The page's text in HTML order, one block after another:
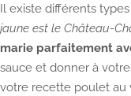
Il existe différents types
jaune est le Château-
marie parfaitement
sauce et donner à
votre recette poulet au